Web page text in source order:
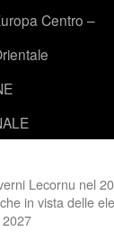
Centro –
Lecornu nel
in vista delle